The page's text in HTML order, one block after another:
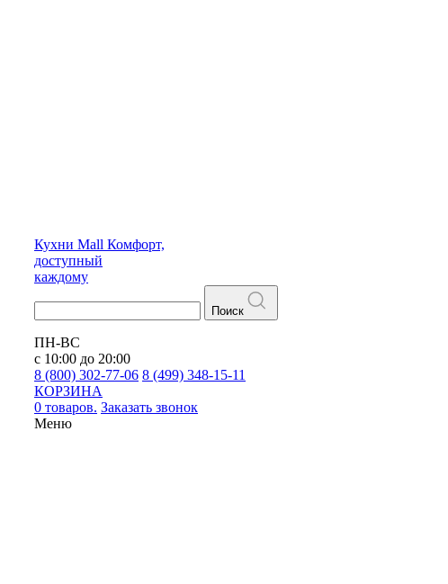
Кухни Mall Комфорт,
доступный
каждому
Поиск
ПН-ВС
с 10:00 до 20:00
8 (800) 302-77-06 8 (499) 348-15-11
КОРЗИНА
0 товаров. Заказать звонок
Меню